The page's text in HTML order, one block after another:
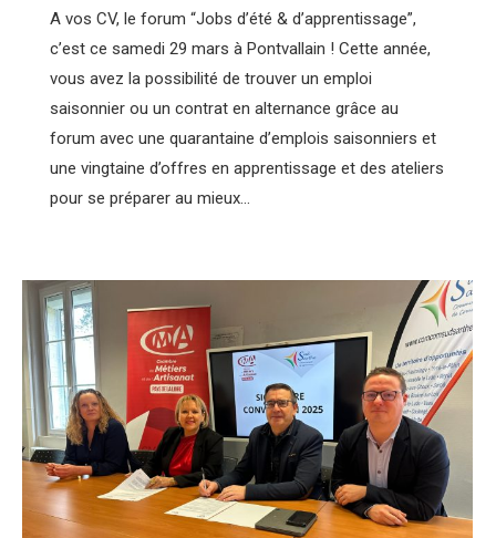
A vos CV, le forum “Jobs d’été & d’apprentissage”,
c’est ce samedi 29 mars à Pontvallain ! Cette année,
vous avez la possibilité de trouver un emploi
saisonnier ou un contrat en alternance grâce au
forum avec une quarantaine d’emplois saisonniers et
une vingtaine d’offres en apprentissage et des ateliers
pour se préparer au mieux…